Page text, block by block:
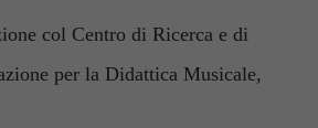
col Centro di Ricerca e di
per la Didattica Musicale,
consentirci
migliorare